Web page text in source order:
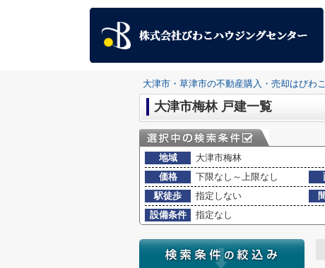
大津市・草津市の不動産購入・売却はびわ
大津市梅林 戸建一覧
地域
大津市梅林
価格
下限なし～上限なし
駅徒歩
指定しない
設備条件
指定なし